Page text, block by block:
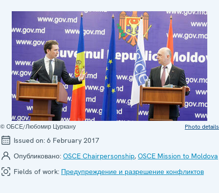
© ОБСЕ/Любомир Цуркану Photo details
Issued on: 6 February 2017
Опубликовано: OSCE Chairpersonship, OSCE Mission to Moldova
Fields of work: Предупреждение и разрешение конфликтов